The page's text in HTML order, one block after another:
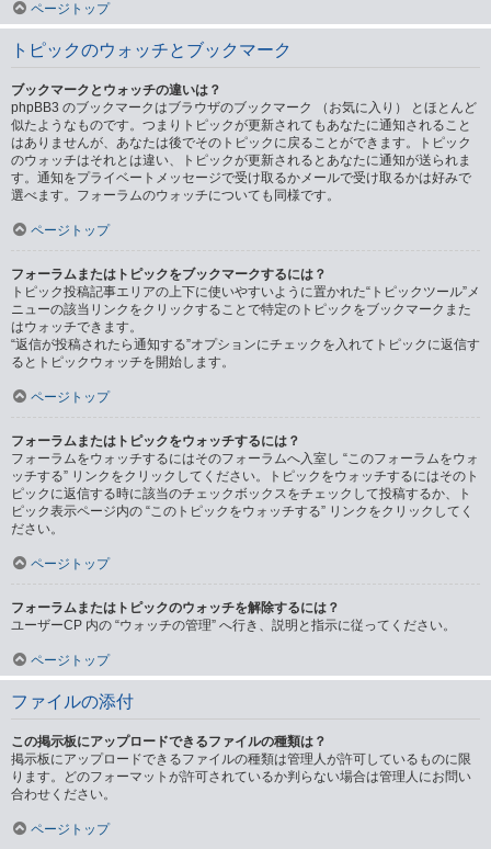
ページトップ
トピックのウォッチとブックマーク
ブックマークとウォッチの違いは？
phpBB3 のブックマークはブラウザのブックマーク （お気に入り） とほとんど
似たようなものです。つまりトピックが更新されてもあなたに通知されること
はありませんが、あなたは後でそのトピックに戻ることができます。トピック
のウォッチはそれとは違い、トピックが更新されるとあなたに通知が送られま
す。通知をプライベートメッセージで受け取るかメールで受け取るかは好みで
選べます。フォーラムのウォッチについても同様です。
ページトップ
フォーラムまたはトピックをブックマークするには？
トピック投稿記事エリアの上下に使いやすいように置かれた“トピックツール”メ
ニューの該当リンクをクリックすることで特定のトピックをブックマークまた
はウォッチできます。
“返信が投稿されたら通知する”オプションにチェックを入れてトピックに返信す
るとトピックウォッチを開始します。
ページトップ
フォーラムまたはトピックをウォッチするには？
フォーラムをウォッチするにはそのフォーラムへ入室し “このフォーラムをウォ
ッチする” リンクをクリックしてください。トピックをウォッチするにはそのト
ピックに返信する時に該当のチェックボックスをチェックして投稿するか、ト
ピック表示ページ内の “このトピックをウォッチする” リンクをクリックしてく
ださい。
ページトップ
フォーラムまたはトピックのウォッチを解除するには？
ユーザーCP 内の “ウォッチの管理” へ行き、説明と指示に従ってください。
ページトップ
ファイルの添付
この掲示板にアップロードできるファイルの種類は？
掲示板にアップロードできるファイルの種類は管理人が許可しているものに限
ります。どのフォーマットが許可されているか判らない場合は管理人にお問い
合わせください。
ページトップ